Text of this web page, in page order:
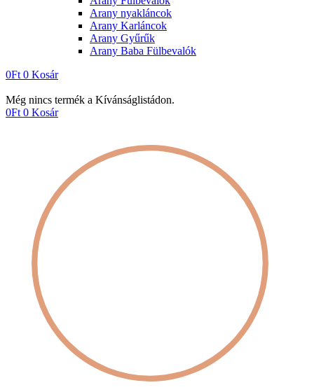
Arany nyakláncok
Arany Karláncok
Arany Gyűrűk
Arany Baba Fülbevalók
0Ft 0 Kosár
Még nincs termék a Kívánságlistádon.
0Ft 0 Kosár